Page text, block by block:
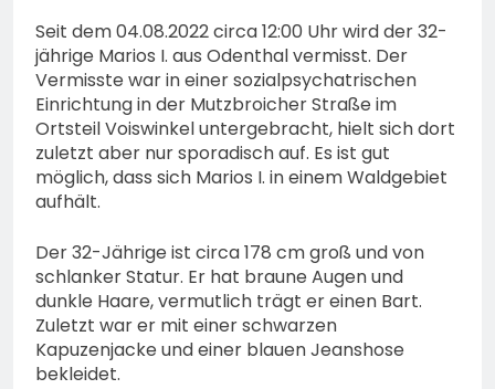
Seit dem 04.08.2022 circa 12:00 Uhr wird der 32-
jährige Marios I. aus Odenthal vermisst. Der
Vermisste war in einer sozialpsychatrischen
Einrichtung in der Mutzbroicher Straße im
Ortsteil Voiswinkel untergebracht, hielt sich dort
zuletzt aber nur sporadisch auf. Es ist gut
möglich, dass sich Marios I. in einem Waldgebiet
aufhält.
Der 32-Jährige ist circa 178 cm groß und von
schlanker Statur. Er hat braune Augen und
dunkle Haare, vermutlich trägt er einen Bart.
Zuletzt war er mit einer schwarzen
Kapuzenjacke und einer blauen Jeanshose
bekleidet.